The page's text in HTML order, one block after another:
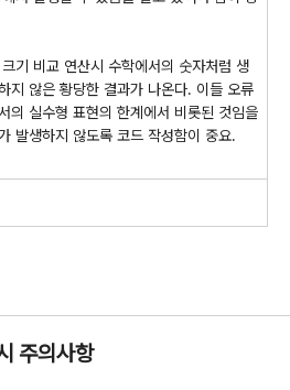
기 비교 연산시 수학에서의 숫자처럼 생
지 않은 황당한 결과가 나온다. 이들 오류
의 실수형 표현의 한계에서 비롯된 것임을
발생하지 않도록 코드 작성함이 중요.
주의사항